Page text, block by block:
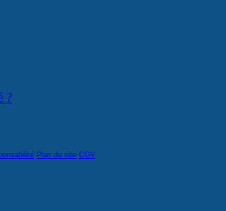
?
Plan du site CGV